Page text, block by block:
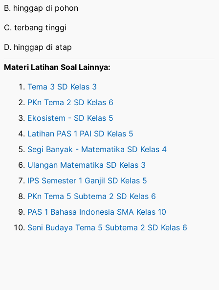
B. hinggap di pohon
C. terbang tinggi
D. hinggap di atap
Materi Latihan Soal Lainnya:
Tema 3 SD Kelas 3
PKn Tema 2 SD Kelas 6
Ekosistem - SD Kelas 5
Latihan PAS 1 PAI SD Kelas 5
Segi Banyak - Matematika SD Kelas 4
Ulangan Matematika SD Kelas 3
IPS Semester 1 Ganjil SD Kelas 5
PKn Tema 5 Subtema 2 SD Kelas 6
PAS 1 Bahasa Indonesia SMA Kelas 10
Seni Budaya Tema 5 Subtema 2 SD Kelas 6